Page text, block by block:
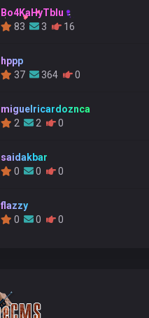
Bo4KaHyTblu
83
3 16
hppp
37
364 0
miguelricardoznca
2
2 0
saidakbar
0
0 0
flazzy
0
0 0